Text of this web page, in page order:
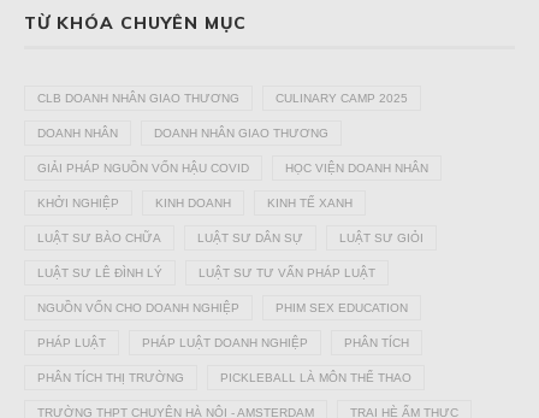
TỪ KHÓA CHUYÊN MỤC
CLB DOANH NHÂN GIAO THƯƠNG CULINARY CAMP 2025
DOANH NHÂN DOANH NHÂN GIAO THƯƠNG
GIẢI PHÁP NGUỒN VỐN HẬU COVID HỌC VIỆN DOANH NHÂN
KHỞI NGHIỆP KINH DOANH KINH TẾ XANH
LUẬT SƯ BÀO CHỮA LUẬT SƯ DÂN SỰ LUẬT SƯ GIỎI
LUẬT SƯ LÊ ĐÌNH LÝ LUẬT SƯ TƯ VẤN PHÁP LUẬT
NGUỒN VỐN CHO DOANH NGHIỆP PHIM SEX EDUCATION
PHÁP LUẬT PHÁP LUẬT DOANH NGHIỆP PHÂN TÍCH
PHÂN TÍCH THỊ TRƯỜNG PICKLEBALL LÀ MÔN THỂ THAO
TRƯỜNG THPT CHUYÊN HÀ NỘI - AMSTERDAM TRẠI HÈ ẨM THỰC